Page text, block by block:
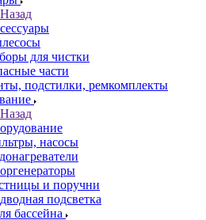
Назад
для чистки
части
подстилки, ремкомплекты
Назад
насосы
и поручни
подсветка
бассейна